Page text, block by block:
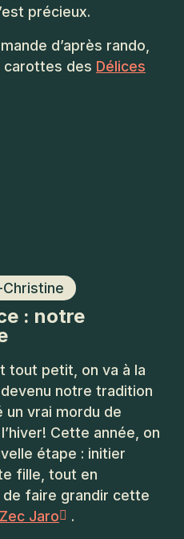
précieux.
d’après rando,
carottes des Délices
: notre
tout petit, on va à la
notre tradition
un vrai mordu de
Cette année, on
étape : initier
fille, tout en
faire grandir cette
Zec Jaro .